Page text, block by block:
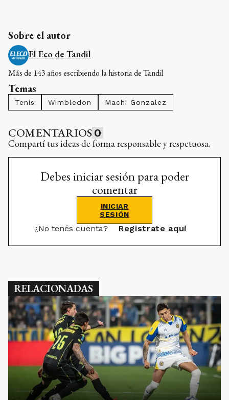
Sobre el autor
El Eco de Tandil
Más de 143 años escribiendo la historia de Tandil
Temas
Tenis Wimbledon Machi Gonzalez
COMENTARIOS 0
Compartí tus ideas de forma responsable y respetuosa.
Debes iniciar sesión para poder
comentar
INICIAR
SESIÓN
¿No tenés cuenta? Registrate aquí
RELACIONADAS